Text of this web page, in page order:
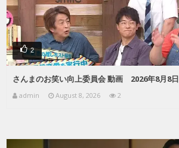
2
さんまのお笑い向上委員会 動画 2026年8月8日
admin August 8, 2026 2